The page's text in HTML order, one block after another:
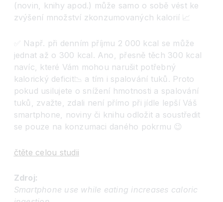
(novin, knihy apod.) může samo o sobě vést ke
zvýšení množství zkonzumovaných kalorií 📈
✅ Např. při denním příjmu 2 000 kcal se může
jednat až o 300 kcal. Ano, přesně těch 300 kcal
navíc, které Vám mohou narušit potřebný
kalorický deficit📉 a tím i spalování tuků. Proto
pokud usilujete o snížení hmotnosti a spalování
tuků, zvažte, zdali není přímo při jídle lepší Váš
smartphone, noviny či knihu odložit a soustředit
se pouze na konzumaci daného pokrmu 😉
čtěte celou studii
Zdroj:
Smartphone use while eating increases caloric